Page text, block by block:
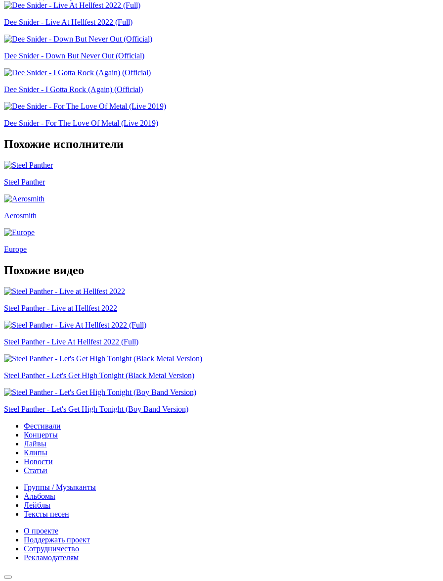
Dee Snider - Live At Hellfest 2022 (Full)
Dee Snider - Down But Never Out (Official)
Dee Snider - I Gotta Rock (Again) (Official)
Dee Snider - For The Love Of Metal (Live 2019)
Похожие исполнители
Steel Panther
Aerosmith
Europe
Похожие видео
Steel Panther - Live at Hellfest 2022
Steel Panther - Live At Hellfest 2022 (Full)
Steel Panther - Let's Get High Tonight (Black Metal Version)
Steel Panther - Let's Get High Tonight (Boy Band Version)
Фестивали
Концерты
Лайвы
Клипы
Новости
Статьи
Группы / Музыканты
Альбомы
Лейблы
Тексты песен
О проекте
Поддержать проект
Сотрудничество
Рекламодателям